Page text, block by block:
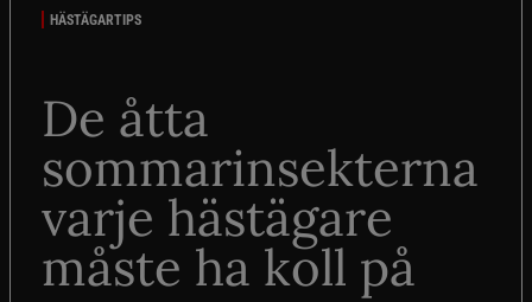
HÄSTÄGARTIPS
De åtta
sommarinsekterna
varje hästägare
måste ha koll på